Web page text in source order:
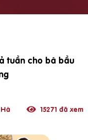
tuần cho bà bầu
15271 đã xem